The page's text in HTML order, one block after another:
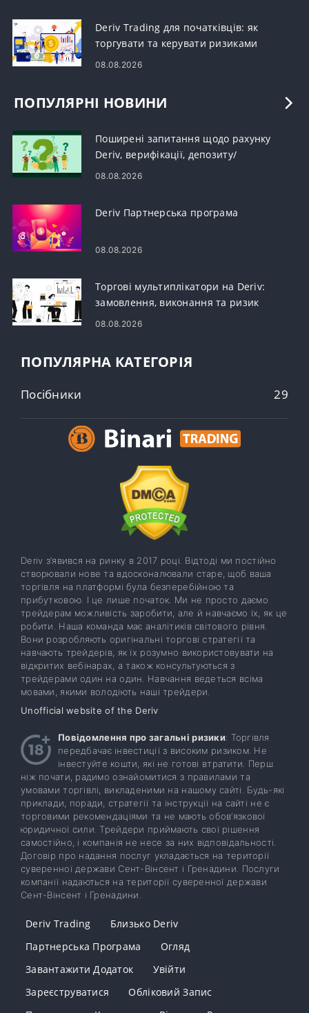
Deriv Trading для початківців: як
торгувати та керувати ризиками
08.08.2026
ПОПУЛЯРНІ НОВИНИ
Поширені запитання щодо рахунку
Deriv, верифікації, депозиту/
виведення коштів і торгівлі
08.08.2026
Deriv Партнерська програма
08.08.2026
Торгові мультиплікатори на Deriv:
замовлення, виконання та ризик
08.08.2026
ПОПУЛЯРНА КАТЕГОРІЯ
Посібники 29
Deriv з’явився на ринку в 2017 році. Відтоді ми постійно
створювали нове та вдосконалювали старе, щоб ваша
торгівля на платформі була безперебійною та
прибутковою. І це лише початок. Ми не просто даємо
трейдерам можливість заробити, але й навчаємо їх, як це
робити. Наша команда має аналітиків світового рівня.
Вони розробляють оригінальні торгові стратегії та
навчають трейдерів, як їх розумно використовувати на
відкритих вебінарах, а також консультуються з
трейдерами один на один. Навчання ведеться всіма
мовами, якими володіють наші трейдери.
Unofficial website of the Deriv
Повідомлення про загальні ризики: Торгівля
передбачає інвестиції з високим ризиком. Не
інвестуйте кошти, які не готові втратити. Перш
ніж почати, радимо ознайомитися з правилами та
умовами торгівлі, викладеними на нашому сайті. Будь-які
приклади, поради, стратегії та інструкції на сайті не є
торговими рекомендаціями та не мають обов’язкової
юридичної сили. Трейдери приймають свої рішення
самостійно, і компанія не несе за них відповідальності.
Договір про надання послуг укладається на території
суверенної держави Сент-Вінсент і Гренадини. Послуги
компанії надаються на території суверенної держави
Сент-Вінсент і Гренадини.
Deriv Trading
Близько Deriv
Партнерська Програма
Огляд
Завантажити Додаток
Увійти
Зареєструватися
Обліковий Запис